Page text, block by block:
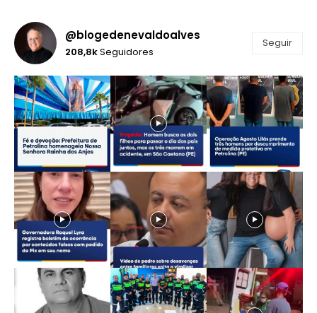
@blogedenevaldoalves
208,8kSeguidores
Seguir